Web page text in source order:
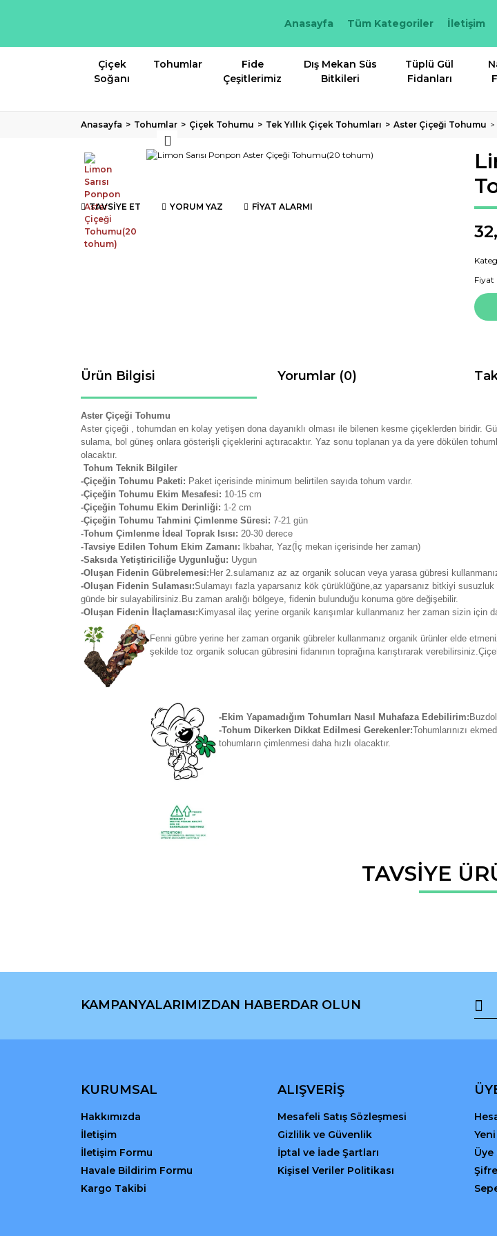
Anasayfa Tüm Kategoriler İletişim
Çiçek
Soğanı
Tohumlar
Fide
Çeşitlerimiz
Dış Mekan Süs
Bitkileri
Tüplü Gül
Fidanları
Anasayfa Tohumlar Çiçek Tohumu Tek Yıllık Çiçek Tohumları Aster Çiçeği Tohumu
TAVSİYE ET YORUM YAZ FİYAT ALARMI
Fiyat
Ürün Bilgisi Yorumlar (0)
Aster Çiçeği Tohumu
Aster çiçeği , tohumdan en kolay yetişen dona dayanıklı olması ile bilenen kesme çiçeklerden biridir.
sulama, bol güneş onlara gösterişli çiçeklerini açtıracaktır. Yaz sonu toplanan ya da yere dökülen
olacaktır.
Tohum Teknik Bilgiler
-Çiçeğin Tohumu Paketi: Paket içerisinde minimum belirtilen sayıda tohum vardır.
-Çiçeğin Tohumu Ekim Mesafesi: 10-15 cm
-Çiçeğin Tohumu Ekim Derinliği: 1-2 cm
-Çiçeğin Tohumu Tahmini Çimlenme Süresi: 7-21 gün
-Tohum Çimlenme İdeal Toprak Isısı: 20-30 derece
-Tavsiye Edilen Tohum Ekim Zamanı:
lkbahar, Yaz(İç mekan içerisinde her zaman)
-Saksıda Yetiştiriciliğe Uygunluğu: Uygun
-Oluşan Fidenin Gübrelemesi: Her 2.sulamanız az az organik solucan veya yarasa gübresi
-Oluşan Fidenin Sulaması:Sulamayı fazla yaparsanız kök çürüklüğüne,az yaparsanız bitkiyi
günde bir sulayabilirsiniz.Bu zaman aralığı bölgeye, fidenin bulunduğu konuma göre değişebilir.
-Oluşan Fidenin İlaçlaması: Kimyasal ilaç yerine organik karışımlar kullanmanız her zaman sizin için
Fenni gübre yerine her zaman organik gübreler kullanmanız organik ürünler elde
şekilde toz organik solucan gübresini fidanının toprağına karıştırarak
-Ekim Yapamadığım Tohumları Nasıl Muhafaza Edebilirim:
-Tohum Dikerken Dikkat Edilmesi Gerekenler:Tohumlarınızı
tohumların çimlenmesi daha hızlı olacaktır.
Bu ürüne ilk yorumu
Bu ürünün fiyat bilgisi, resim, ürün açıklamalarında ve diğer konularda yetersiz gördüğünüz
TAVSİYE
KAMPANYALARIMIZDAN HABERDAR OLUN
KURUMSAL
Hakkımızda
İletişim
İletişim Formu
Havale Bildirim Formu
Kargo Takibi
ALIŞVERİŞ
Mesafeli Satış Sözleşmesi
Gizlilik ve Güvenlik
İptal ve İade Şartları
Kişisel Veriler Politikası
Üye